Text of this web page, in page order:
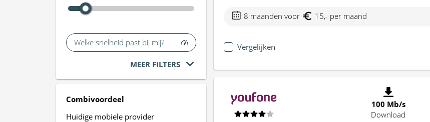
Welke snelheid past bij mij?
MEER FILTERS
Combivoordeel
Huidige mobiele provider
8 maanden voor 15,- per maand
Vergelijken
100 Mb/s
Download